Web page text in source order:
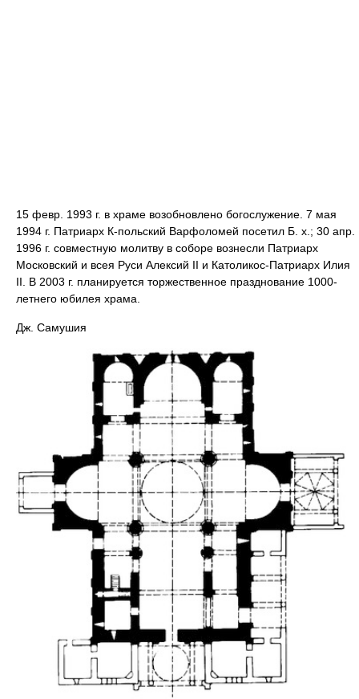
15 февр. 1993 г. в храме возобновлено богослужение. 7 мая
1994 г. Патриарх К-польский Варфоломей посетил Б. х.; 30 апр.
1996 г. совместную молитву в соборе вознесли Патриарх
Московский и всея Руси Алексий II и Католикос-Патриарх Илия
II. В 2003 г. планируется торжественное празднование 1000-
летнего юбилея храма.
Дж. Самушия